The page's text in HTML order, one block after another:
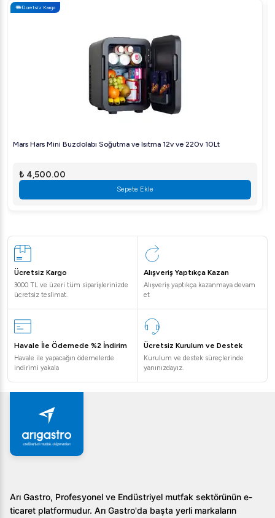
Ücretsiz Kargo
Mars Hars Mini Buzdolabı Soğutma ve Isıtma 12v ve 220v 10Lt
₺ 4,500.00
Sepete Ekle
Ücretsiz Kargo
3000 TL ve üzeri tüm siparişlerinizde
ücretsiz teslimat.
Alışveriş Yaptıkça Kazan
Alışveriş yaptıkça kazanmaya devam
et
Havale İle Ödemede %2 İndirim
Havale ile yapacağın ödemelerde
indirimi yakala
Ücretsiz Kurulum ve Destek
Kurulum ve destek süreçlerinde
yanınızdayız.
Arı Gastro, Profesyonel ve Endüstriyel mutfak sektörünün e-
ticaret platformudur. Arı Gastro'da başta yerli markaların